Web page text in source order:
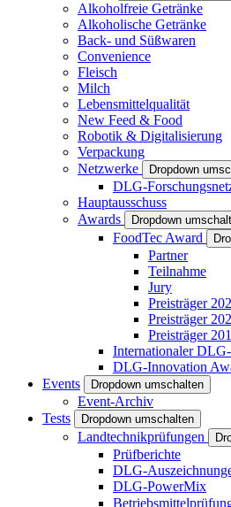
Alkoholfreie Getränke
Alkoholische Getränke
Back- und Süßwaren
Convenience
Fleisch
Milch
Lebensmittelqualität
New Feed & Food
Robotik & Digitalisierung
Verpackung
Netzwerke
Dropdown
DLG-
Hauptausschuss
Awards
Dropdown
FoodTec Award
Partner
Teilnahme
Jury
Preisträger
Preisträger
Preisträger
Internationaler
DLG-Innovation
Events
Dropdown umschalten
Event-Archiv
Tests
Dropdown umschalten
Landtechnikprüfungen
Prüfberichte
DLG-
DLG-PowerMix